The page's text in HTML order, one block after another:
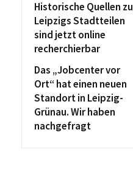
Historische Quellen zu
Leipzigs Stadtteilen
sind jetzt online
recherchierbar
Das „Jobcenter vor
Ort“ hat einen neuen
Standort in Leipzig-
Grünau. Wir haben
nachgefragt